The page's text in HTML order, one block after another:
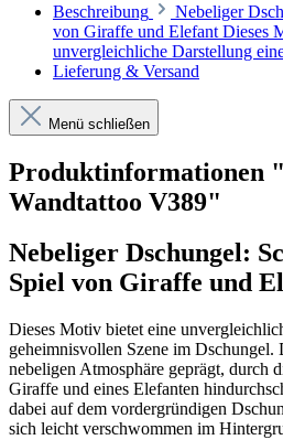
Beschreibung
Nebeliger
von Giraffe und Elefant Dieses
unvergleichliche Darstellung
Lieferung & Versand
Menü schließen
Produktinformationen
Wandtattoo V389"
Nebeliger Dschungel:
Spiel von Giraffe und
Dieses Motiv bietet eine
geheimnisvollen Szene im
nebeligen Atmosphäre geprägt, durch
Giraffe und eines Elefanten
dabei auf dem vordergründigen
sich leicht verschwommen im